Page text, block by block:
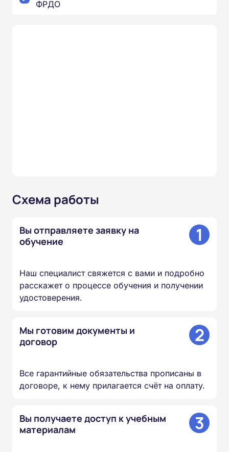
ФРДО
Схема работы
Вы отправляете заявку на
обучение
1
Наш специалист свяжется с вами и подробно
расскажет о процессе обучения и получении
удостоверения.
Мы готовим документы и
договор
2
Все гарантийные обязательства прописаны в
договоре, к нему прилагается счёт на оплату.
Вы получаете доступ к учебным
материалам
3